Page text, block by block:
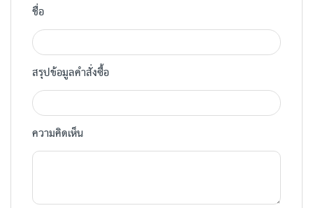
ชื่อ
สรุปข้อมูลคำสั่งซื้อ
ความคิดเห็น